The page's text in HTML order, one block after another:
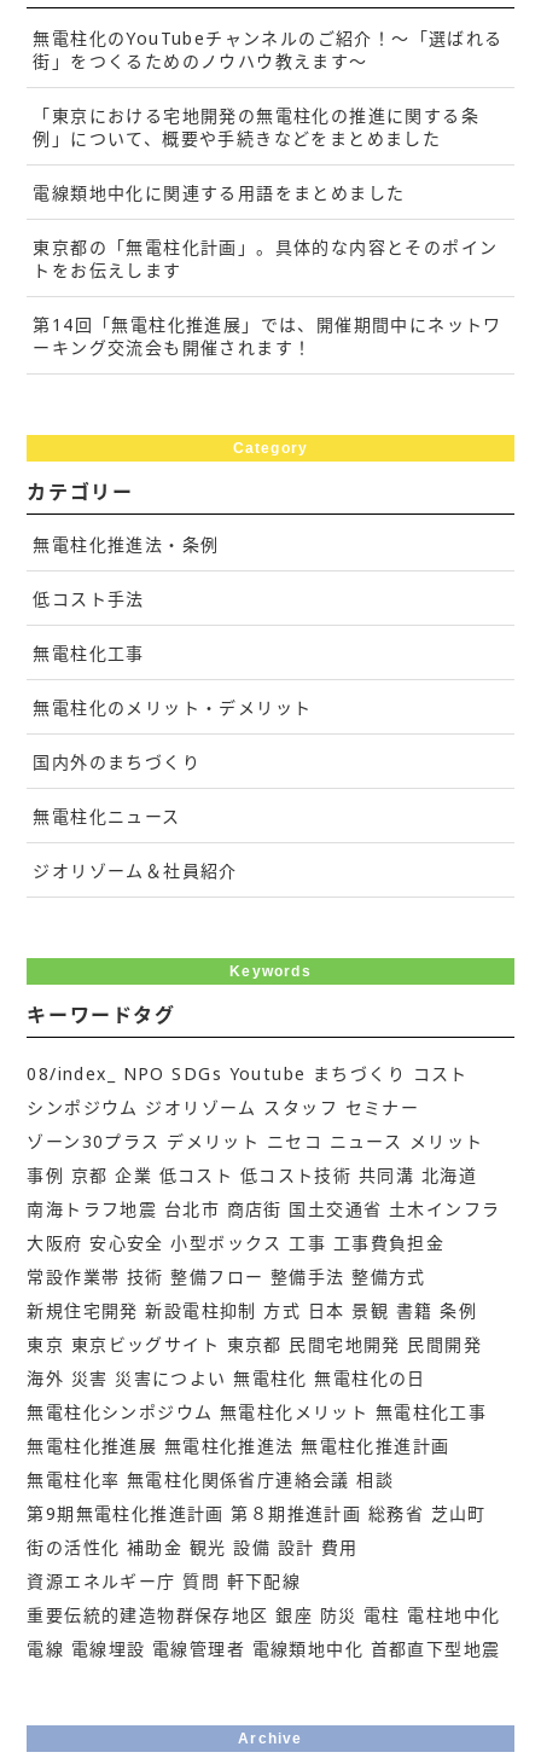
無電柱化のYouTubeチャンネルのご紹介！～「選ばれる
街」をつくるためのノウハウ教えます～
「東京における宅地開発の無電柱化の推進に関する条
例」について、概要や手続きなどをまとめました
電線類地中化に関連する用語をまとめました
東京都の「無電柱化計画」。具体的な内容とそのポイン
トをお伝えします
第14回「無電柱化推進展」では、開催期間中にネットワ
ーキング交流会も開催されます！
Category
カテゴリー
無電柱化推進法・条例
低コスト手法
無電柱化工事
無電柱化のメリット・デメリット
国内外のまちづくり
無電柱化ニュース
ジオリゾーム＆社員紹介
Keywords
キーワードタグ
08/index_ NPO SDGs Youtube まちづくり
コスト
シンポジウム ジオリゾーム スタッフ セミナー
ゾーン30プラス デメリット ニセコ ニュース メリット
事例 京都 企業 低コスト 低コスト技術 共同溝 北海道
南海トラフ地震 台北市 商店街 国土交通省 土木インフラ
大阪府 安心安全 小型ボックス 工事 工事費負担金
常設作業帯 技術 整備フロー 整備手法 整備方式
新規住宅開発 新設電柱抑制 方式 日本 景観 書籍 条例
東京 東京ビッグサイト 東京都 民間宅地開発 民間開発
海外 災害 災害につよい 無電柱化 無電柱化の日
無電柱化シンポジウム 無電柱化メリット 無電柱化工事
無電柱化推進展 無電柱化推進法 無電柱化推進計画
無電柱化率 無電柱化関係省庁連絡会議 相談
第9期無電柱化推進計画 第８期推進計画 総務省 芝山町
街の活性化 補助金 観光 設備 設計 費用
資源エネルギー庁 質問 軒下配線
重要伝統的建造物群保存地区 銀座 防災 電柱 電柱地中化
電線 電線埋設 電線管理者 電線類地中化 首都直下型地震
Archive